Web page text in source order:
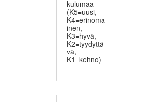
kulumaa
(K5=uusi,
K4=erinoma
inen,
K3=hyvä,
K2=tyydyttä
vä,
K1=kehno)